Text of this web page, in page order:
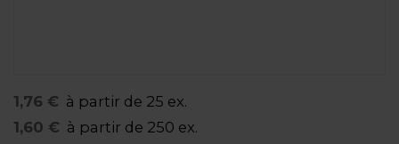
1,76 € à partir de 25 ex.
1,60 € à partir de 250 ex.